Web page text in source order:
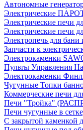
Автономные
Электрические
Электрические печи
Электрические печи
Электропечь для
Запчасти к
Электрокаменки
Пульты Управления
Электрокаменки
Чугунные Топки
Коммерческие печи
Печи "Тройка"
Печи чугунные в
С закрытой каменкой